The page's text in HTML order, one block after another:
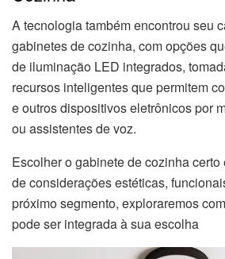
A tecnologia também encontrou seu
gabinetes de cozinha, com opções
de iluminação LED integrados,
recursos inteligentes que permitem
e outros dispositivos eletrônicos por
ou assistentes de voz.
Escolher o gabinete de cozinha
de considerações estéticas,
próximo segmento, exploraremos
pode ser integrada à sua escolha